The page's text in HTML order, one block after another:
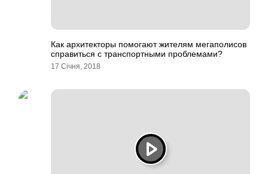
Как архитекторы помогают жителям мегаполисов
справиться с транспортными проблемами?
17 Січня, 2018